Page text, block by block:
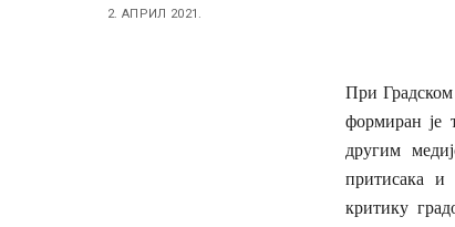
2. АПРИЛ 2021.
При
формиран је
другим
притисака
критику